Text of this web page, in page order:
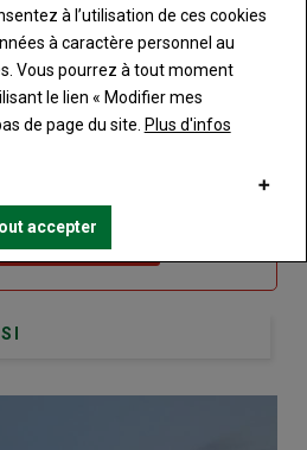
pas abonné(e)
UN COMPTE
formule et créez votre
un compte
à l’utilisation de ces cookies
à caractère personnel au
Vous pourrez à tout moment
le lien « Modifier mes
de page du site. Plus d'infos
accepter